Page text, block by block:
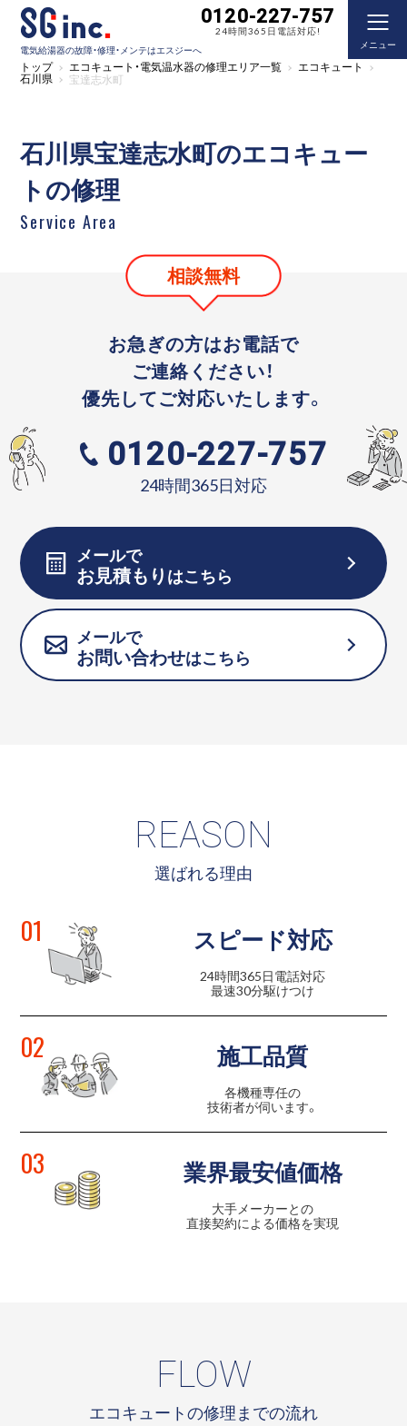
電気給湯器の故障・修理・メンテはエスジーへ
0120-227-757
24時間365日電話対応!
メニュー
トップ エコキュート・電気温水器の修理エリア一覧 エコキュート
石川県 宝達志水町
石川県宝達志水町のエコキュー
トの修理
Service Area
相談無料
お急ぎの方はお電話で
ご連絡ください！
優先してご対応いたします。
0120-227-757
24時間365日対応
メールで
お見積もりはこちら
メールで
お問い合わせはこちら
REASON
選ばれる理由
01 スピード対応
24時間365日電話対応
最速30分駆けつけ
02 施工品質
各機種専任の
技術者が伺います。
03 業界最安値価格
大手メーカーとの
直接契約による価格を実現
FLOW
エコキュートの修理までの流れ